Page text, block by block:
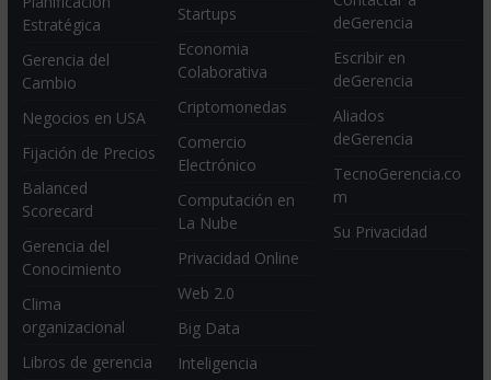
Estratégica
Gerencia del
Cambio
Negocios en USA
Fijación de Precios
Balanced
Scorecard
Gerencia del
Conocimiento
Clima
organizacional
Libros de gerencia
Startups
Economia
Colaborativa
Criptomonedas
Comercio
Electrónico
Computación en
La Nube
Privacidad Online
Web 2.0
Big Data
Inteligencia
deGerencia
Escribir en
deGerencia
Aliados
deGerencia
TecnoGerencia.co
m
Su Privacidad